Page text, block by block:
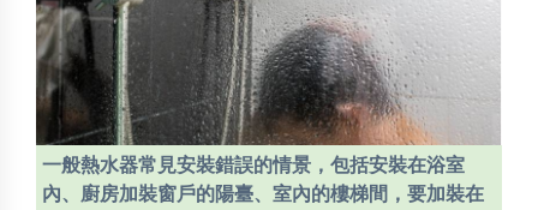
一般熱水器常見安裝錯誤的情景，包括安裝在浴室
內、廚房加裝窗戶的陽臺、室內的樓梯間，要加裝在